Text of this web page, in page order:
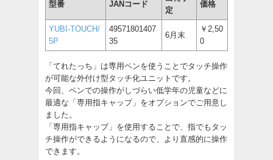
型番 JANコード
定
価格
YUBI-TOUCH/
5P
49571801407
35
6月末
￥2,50
0
「てれたっち」は専用ペンを使うことでタッチ操作
が可能な外付け型タッチ化ユニットです。
今回、ペンでの操作がしづらい低学年の児童などに
最適な「専用指キャップ」をオプションでご用意し
ました。
「専用指キャップ」を使用することで、指でもタッ
チ操作ができるようになるので、より直感的に操作
できます。